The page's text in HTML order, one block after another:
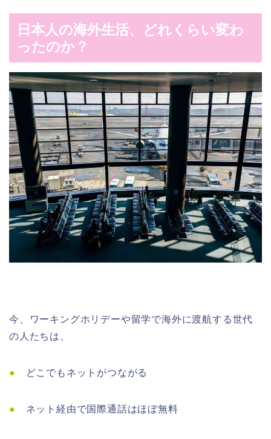
日本人の海外生活、どれくらい変わ
ったのか？
今、ワーキングホリデーや留学で海外に渡航する世代
の人たちは、
● どこでもネットがつながる
● ネット経由で国際通話はほぼ無料